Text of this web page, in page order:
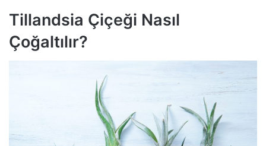
Tillandsia Çiçeği Nasıl
Çoğaltılır?